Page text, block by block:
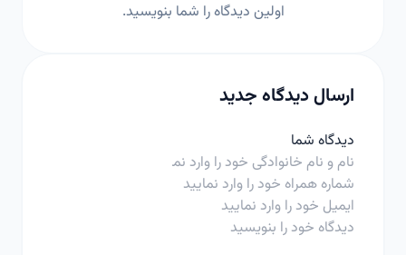
اولین دیدگاه را شما بنویسید.
ارسال دیدگاه جدید
دیدگاه شما